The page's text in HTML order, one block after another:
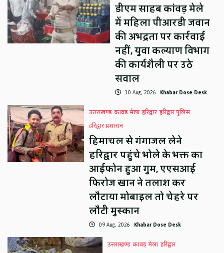
डीएम साहब कांवड़ मेले
में महिला पीआरडी जवान
की अभद्रता पर कार्रवाई
नहीं, युवा कल्याण विभाग
की कार्यशैली पर उठे
सवाल
10 Aug, 2026 Khabar Dose Desk
उत्तराखण्ड कावड़ मेला हरिद्वार हरिद्वार पुलिस
हरिद्वार प्रशासन
हिमाचल से गंगाजल लेने
हरिद्वार पहुंचे भोले के भक्त का
आईफोन हुआ गुम, एएसआई
फिरोज खान ने तलाश कर
लौटाया मोबाइल तो चेहरे पर
लौटी मुस्कान
09 Aug, 2026 Khabar Dose Desk
उत्तराखण्ड कावड़ मेला हरिद्वार